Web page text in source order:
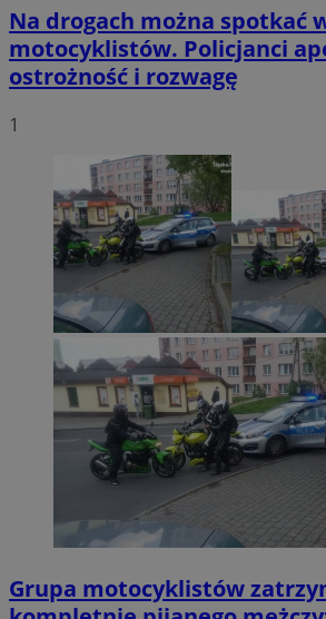
Na drogach można spotkać
motocyklistów. Policjanci
ostrożność i rozwagę
1
Grupa motocyklistów